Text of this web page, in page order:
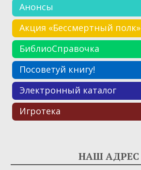
Анонсы
Акция «Бессмертный полк»
БиблиоСправочка
Посоветуй книгу!
Электронный каталог
Игротека
НАШ АДРЕС